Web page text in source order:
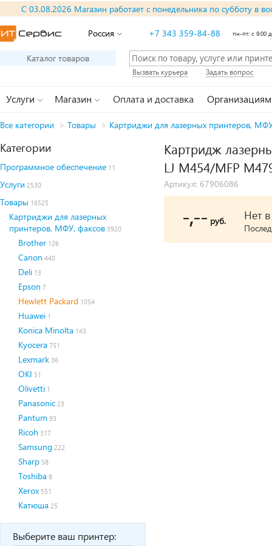
С 03.08.2026 Магазин работает с понедельника по субботу в
Россия +7 343 359-84-88 пн-пт: с 9:00
Каталог товаров
Вызвать курьера Задать вопрос
Услуги Магазин Оплата и доставка Организациям
Все категории > Товары > Картриджи для лазерных принтеров,
Категории
Программное обеспечение 11
Услуги 2530
Товары 16525
Картриджи для лазерных
принтеров, МФУ, факсов 3920
Brother 126
Canon 440
Deli 13
Epson 7
Hewlett Packard 1054
Huawei 1
Konica Minolta 143
Kyocera 751
Lexmark 36
OKI 51
Olivetti 1
Panasonic 23
Pantum 93
Ricoh 317
Samsung 222
Sharp 58
Toshiba 8
Xerox 551
Катюша 25
Выберите ваш принтер:
Картридж
LJ M454/MFP
Артикул: 67906086
-,-- руб. Нет